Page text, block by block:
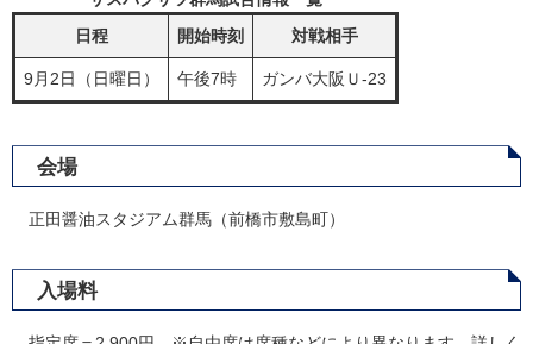
日程
開始時刻 対戦相手
9月2日（日曜日） 午後7時 ガンバ大阪Ｕ-23
会場
正田醤油スタジアム群馬（前橋市敷島町）
入場料